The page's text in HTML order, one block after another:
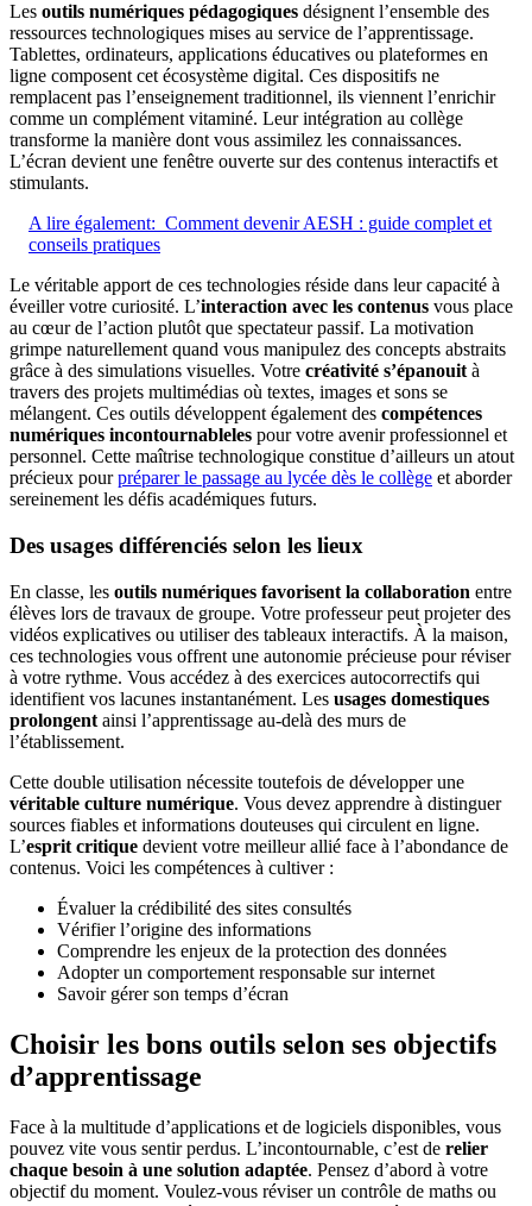
Les outils numériques pédagogiques désignent l’ensemble des
ressources technologiques mises au service de l’apprentissage.
Tablettes, ordinateurs, applications éducatives ou plateformes en
ligne composent cet écosystème digital. Ces dispositifs ne
remplacent pas l’enseignement traditionnel, ils viennent l’enrichir
comme un complément vitaminé. Leur intégration au collège
transforme la manière dont vous assimilez les connaissances.
L’écran devient une fenêtre ouverte sur des contenus interactifs et
stimulants.
A lire également: Comment devenir AESH : guide complet et
conseils pratiques
Le véritable apport de ces technologies réside dans leur capacité à
éveiller votre curiosité. L’interaction avec les contenus vous place
au cœur de l’action plutôt que spectateur passif. La motivation
grimpe naturellement quand vous manipulez des concepts abstraits
grâce à des simulations visuelles. Votre créativité s’épanouit à
travers des projets multimédias où textes, images et sons se
mélangent. Ces outils développent également des compétences
numériques incontournableles pour votre avenir professionnel et
personnel. Cette maîtrise technologique constitue d’ailleurs un atout
précieux pourpréparer le passage au lycée dès le collège et aborder
sereinement les défis académiques futurs.
Des usages différenciés selon les lieux
En classe, les outils numériques favorisent la collaboration entre
élèves lors de travaux de groupe. Votre professeur peut projeter des
vidéos explicatives ou utiliser des tableaux interactifs. À la maison,
ces technologies vous offrent une autonomie précieuse pour réviser
à votre rythme. Vous accédez à des exercices autocorrectifs qui
identifient vos lacunes instantanément. Les usages domestiques
prolongent ainsi l’apprentissage au-delà des murs de
l’établissement.
Cette double utilisation nécessite toutefois de développer une
véritable culture numérique. Vous devez apprendre à distinguer
sources fiables et informations douteuses qui circulent en ligne.
L’esprit critique devient votre meilleur allié face à l’abondance de
contenus. Voici les compétences à cultiver :
Évaluer la crédibilité des sites consultés
Vérifier l’origine des informations
Comprendre les enjeux de la protection des données
Adopter un comportement responsable sur internet
Savoir gérer son temps d’écran
Choisir les bons outils selon ses objectifs
d’apprentissage
Face à la multitude d’applications et de logiciels disponibles, vous
pouvez vite vous sentir perdus. L’incontournable, c’est de relier
chaque besoin à une solution adaptée. Pensez d’abord à votre
objectif du moment. Voulez-vous réviser un contrôle de maths ou